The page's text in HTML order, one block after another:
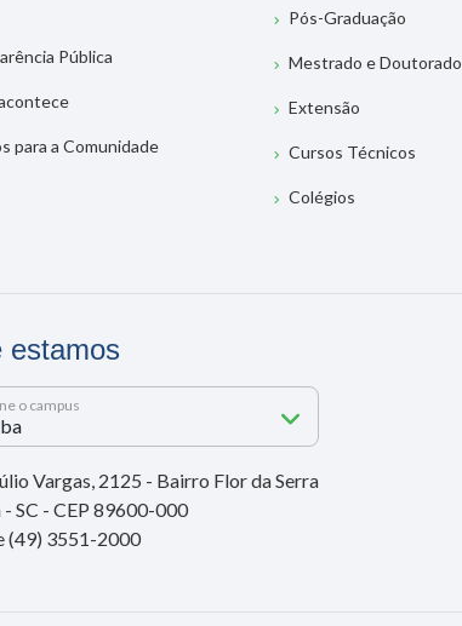
Pública
para a Comunidade
Pós-Graduação
Mestrado e Doutorado
Extensão
Cursos Técnicos
Colégios
estamos
o campus
Vargas, 2125 - Bairro Flor da Serra
- SC - CEP 89600-000
(49) 3551-2000